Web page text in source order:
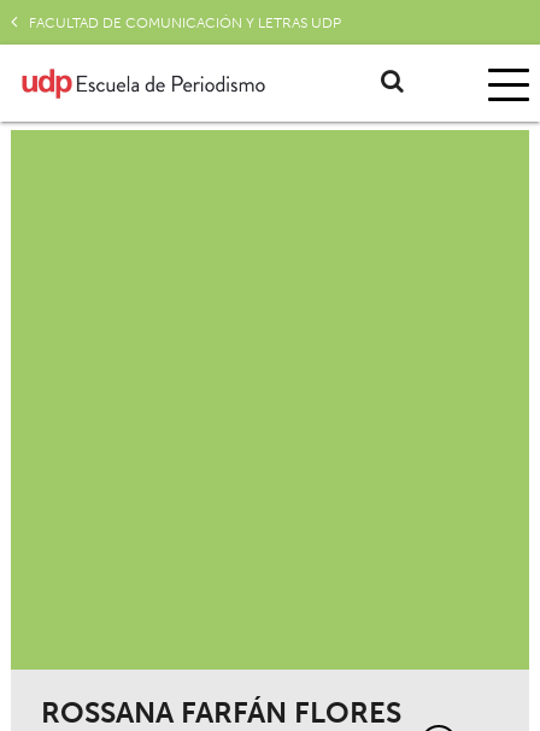
FACULTAD DE COMUNICACIÓN Y LETRAS UDP
ROSSANA FARFÁN FLORES